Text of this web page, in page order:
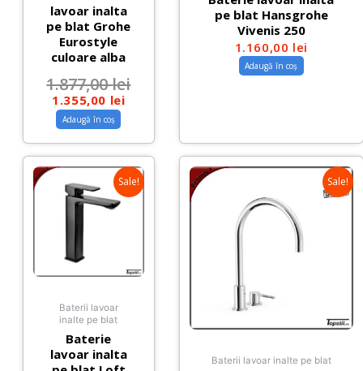
lavoar inalta
pe blat Grohe
Eurostyle
culoare alba
1.877,00lei
1.355,00 lei
Adaugă în coș
pe blat Hansgrohe
Vivenis 250
1.160,00 lei
Adaugă în coș
Sale!
Baterii lavoar
inalte pe blat
Baterie
lavoar inalta
Sale!
Baterii lavoar inalte pe blat